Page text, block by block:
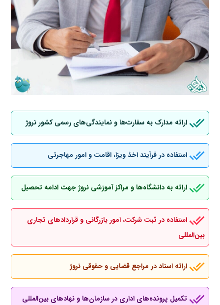
ارائه مدارک به سفارت‌ها و نمایندگی‌های رسمی کشور نروژ
استفاده در فرآیند اخذ ویزا، اقامت و امور مهاجرتی
ارائه به دانشگاه‌ها و مراکز آموزشی نروژ جهت ادامه تحصیل
استفاده در ثبت شرکت، امور بازرگانی و قراردادهای تجاری
بین‌المللی
ارائه اسناد در مراجع قضایی و حقوقی نروژ
تکمیل پرونده‌های اداری در سازمان‌ها و نهادهای بین‌المللی